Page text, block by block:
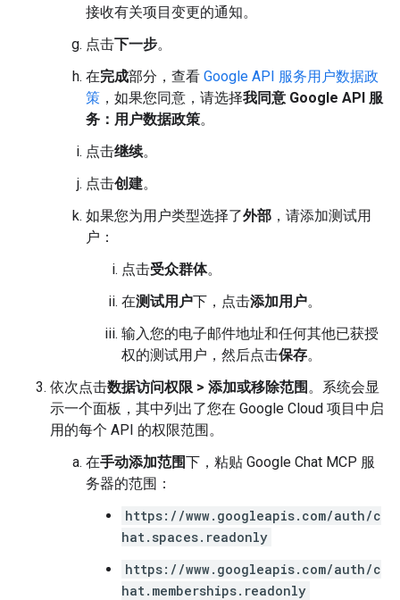
接收有关项目变更的通知。
点击下一步。
在完成部分，查看 Google API 服务用户数据政
策 ，如果您同意，请选择我同意 Google API 服
务：用户数据政策。
点击继续。
点击创建。
如果您为用户类型选择了外部 ，请添加测试用
户：
点击受众群体。
在测试用户下，点击添加用户。
输入您的电子邮件地址和任何其他已获授
权的测试用户，然后点击保存。
依次点击数据访问权限 > 添加或移除范围。系统会显
示一个面板，其中列出了您在 Google Cloud 项目中启
用的每个 API 的权限范围。
在手动添加范围下，粘贴 Google Chat MCP 服
务器的范围：
https://www.googleapis.com/auth/c
hat.spaces.readonly
https://www.googleapis.com/auth/c
hat.memberships.readonly